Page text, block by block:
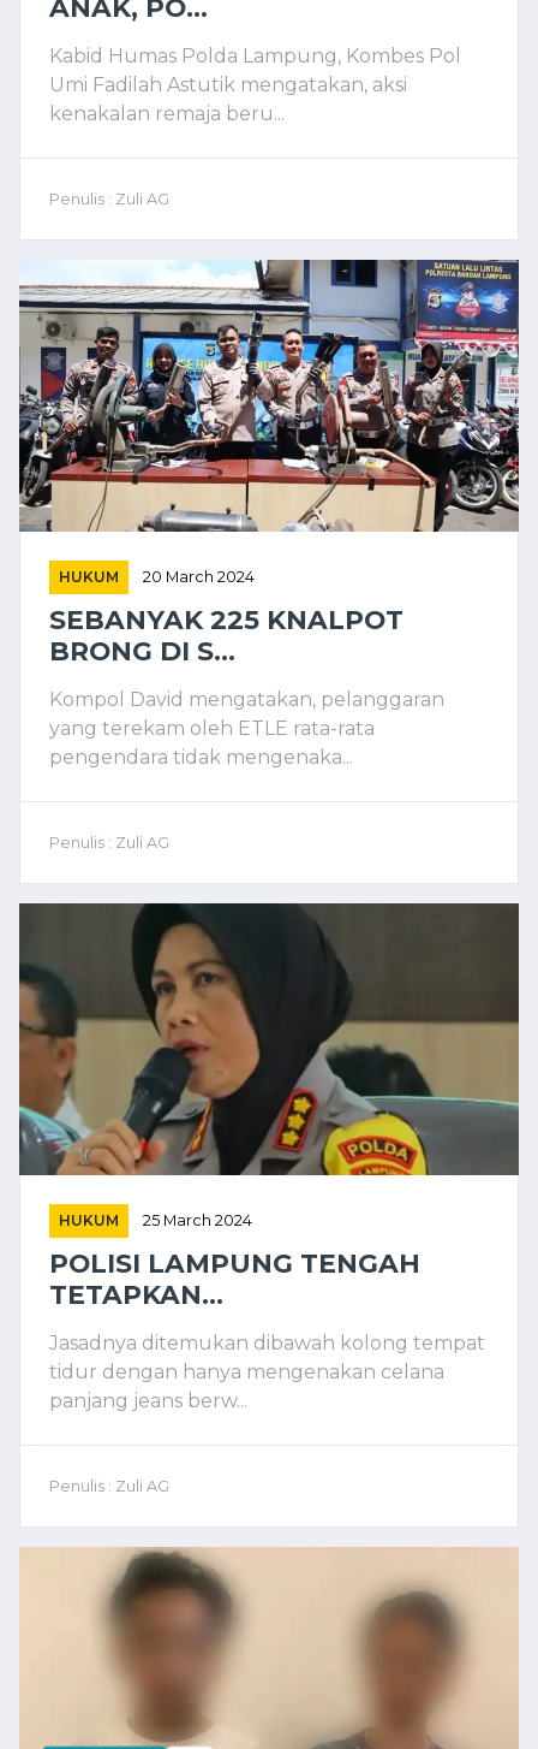
ANAK, PO...
Kabid Humas Polda Lampung, Kombes Pol
Umi Fadilah Astutik mengatakan, aksi
kenakalan remaja beru...
Penulis : Zuli AG
HUKUM 20 March 2024
SEBANYAK 225 KNALPOT
BRONG DI S...
Kompol David mengatakan, pelanggaran
yang terekam oleh ETLE rata-rata
pengendara tidak mengenaka...
Penulis : Zuli AG
HUKUM 25 March 2024
POLISI LAMPUNG TENGAH
TETAPKAN...
Jasadnya ditemukan dibawah kolong tempat
tidur dengan hanya mengenakan celana
panjang jeans berw...
Penulis : Zuli AG